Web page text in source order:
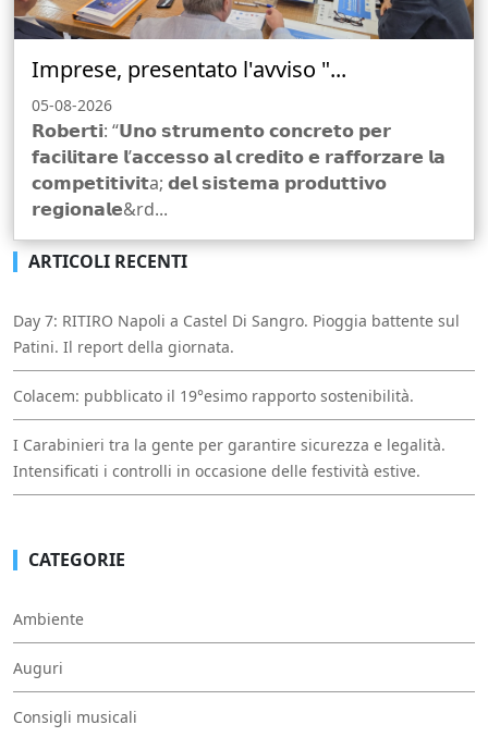
Imprese, presentato l'avviso "...
05-08-2026
𝗥𝗼𝗯𝗲𝗿𝘁𝗶: “𝗨𝗻𝗼 𝘀𝘁𝗿𝘂𝗺𝗲𝗻𝘁𝗼 𝗰𝗼𝗻𝗰𝗿𝗲𝘁𝗼 𝗽𝗲𝗿
𝗳𝗮𝗰𝗶𝗹𝗶𝘁𝗮𝗿𝗲 𝗹’𝗮𝗰𝗰𝗲𝘀𝘀𝗼 𝗮𝗹 𝗰𝗿𝗲𝗱𝗶𝘁𝗼 𝗲 𝗿𝗮𝗳𝗳𝗼𝗿𝘇𝗮𝗿𝗲 𝗹𝗮
𝗰𝗼𝗺𝗽𝗲𝘁𝗶𝘁𝗶𝘃𝗶𝘁a; 𝗱𝗲𝗹 𝘀𝗶𝘀𝘁𝗲𝗺𝗮 𝗽𝗿𝗼𝗱𝘂𝘁𝘁𝗶𝘃𝗼
𝗿𝗲𝗴𝗶𝗼𝗻𝗮𝗹𝗲&rd...
ARTICOLI RECENTI
Day 7: RITIRO Napoli a Castel Di Sangro. Pioggia battente sul
Patini. Il report della giornata.
Colacem: pubblicato il 19°esimo rapporto sostenibilità.
I Carabinieri tra la gente per garantire sicurezza e legalità.
Intensificati i controlli in occasione delle festività estive.
CATEGORIE
Ambiente
Auguri
Consigli musicali